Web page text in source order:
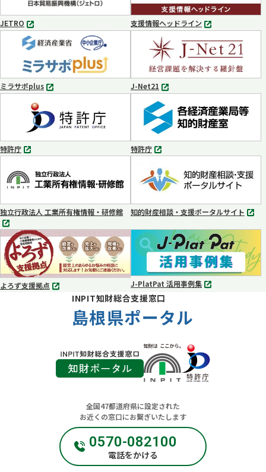
開
く
JETRO
別
タ
ブ
で
開
く
支援情報ヘッドライン
別
タ
ブ
で
開
く
ミラサポplus
別
ブ
で
開
く
J-Net21
別
タ
ブ
で
開
く
特許庁
別
ブ
で
く
特許庁
別
ブ
で
開
く
独立行政法人 工業所有権情報・研修館
別
タ
ブ
で
知的財産相談・支援ポータルサイト
別
タ
開
く
よろず支援拠点
別
J-PlatPat 活用事例集
別
INPIT知財総合支援窓口
島根県ポータル
全国47都道府県に設定された
お近くの窓口にお繋ぎいたします
0570-082100
電話をかける